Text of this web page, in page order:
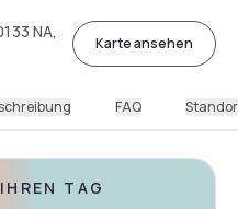
NA,
Karte ansehen
FAQ
TAG